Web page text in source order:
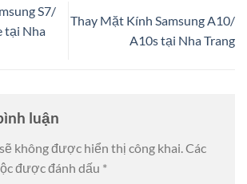
S7/
tại Nha
Thay Mặt Kính Samsung A10/
A10s tại Nha Trang
luận
không được hiển thị công khai. Các
được đánh dấu *